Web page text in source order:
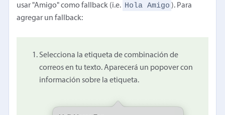
usar "Amigo" como fallback (i.e. Hola Amigo ). Para
agregar un fallback:
Selecciona la etiqueta de combinación de
correos en tu texto. Aparecerá un popover con
información sobre la etiqueta.